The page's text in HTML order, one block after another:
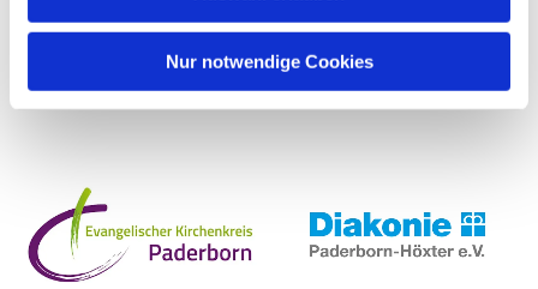
Nur notwendige Cookies